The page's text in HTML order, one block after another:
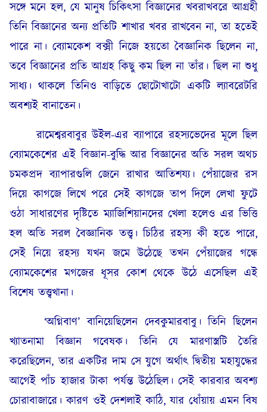
সঙ্গে মনে হল, যে মানুষ চিকিৎসা বিজ্ঞানের খবরাখবরে আগ্রহী
তিনি বিজ্ঞানের অন্য প্রতিটি শাখার খবর রাখবেন না, তা হতেই
পারে না। ব্যোমকেশ বক্সী নিজে হয়তো বৈজ্ঞানিক ছিলেন না,
তবে বিজ্ঞানের প্রতি আগ্রহ কিছু কম ছিল না তাঁর। ছিল না শুধু
সাধ্য। থাকলে তিনিও বাড়িতে ছোটোখাটো একটি ল্যাবরেটরি
অবশ্যই বানাতেন।
রামেশ্বরবাবুর উইল-এর ব্যাপারে রহস্যভেদের মূলে ছিল
ব্যোমকেশের এই বিজ্ঞান-বুদ্ধি আর বিজ্ঞানের অতি সরল অথচ
চমকপ্রদ ব্যাপারগুলি জেনে রাখার আতিশয্য। পেঁয়াজের রস
দিয়ে কাগজে লিখে পরে সেই কাগজে তাপ দিলে লেখা ফুটে
ওঠা সাধারণের দৃষ্টিতে ম্যাজিশিয়ানদের খেলা হলেও এর ভিত্তি
হল অতি সরল বৈজ্ঞানিক তত্ত্ব। চিঠির রহস্য কী হতে পারে,
সেই নিয়ে রহস্য যখন জমে উঠেছে তখন পেঁয়াজের গন্ধে
ব্যোমকেশের মগজের ধূসর কোশ থেকে উঠে এসেছিল এই
বিশেষ তত্ত্বখানা।
‘অগ্নিবাণ’ বানিয়েছিলেন দেবকুমারবাবু। তিনি ছিলেন
খ্যাতনামা বিজ্ঞান গবেষক। তিনি যে মারণাস্ত্রটি তৈরি
করেছিলেন, তার একটির দাম সে যুগে অর্থাৎ দ্বিতীয় মহাযুদ্ধের
আগেই পাঁচ হাজার টাকা পর্যন্ত উঠেছিল। সেই কারবার অবশ্য
চোরাবাজারে। কারণ ওই দেশলাই কাঠি, যার ধোঁয়ায় এমন বিষ